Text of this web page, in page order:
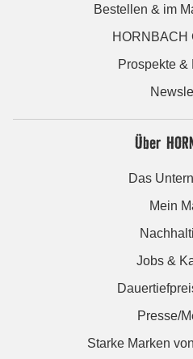
Bestellen & im
HORNBACH
Prospekte &
Über
Das
Mein
Jobs &
Presse/
Starke Marken